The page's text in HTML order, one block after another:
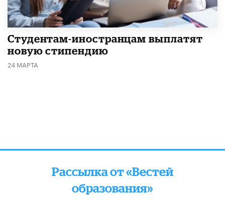
Студентам-иностранцам выплатят
новую стипендию
24 МАРТА
Рассылка от «Вестей
образования»